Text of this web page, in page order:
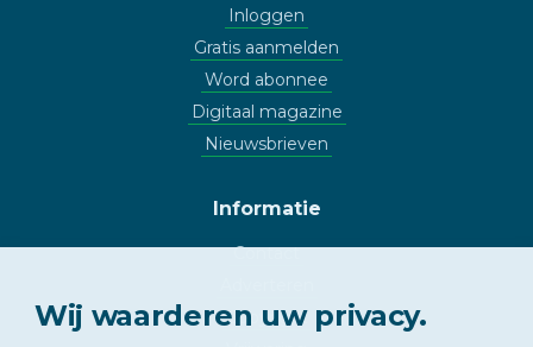
Inloggen
Gratis aanmelden
Word abonnee
Digitaal magazine
Nieuwsbrieven
Informatie
Contact
Copyright
Wij waarderen uw privacy.